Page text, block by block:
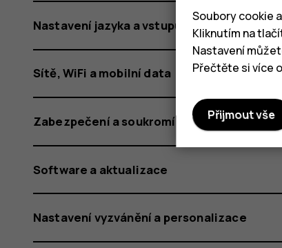
Nastavení jazyka a vstupu
Sítě, WiFi a mobilní data
Zabezpečení a soukromí
Software a aktualizace
Nastavení vyzvánění a personalizace
Soubory cookie
Kliknutím na
Nastavení
Přečtěte si více
Přijmout vše